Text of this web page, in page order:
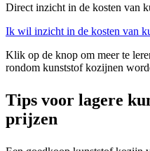
Direct inzicht in de kosten van
Ik wil inzicht in de kosten van
Klik op de knop om meer te
rondom kunststof kozijnen
Tips voor lagere
prijzen